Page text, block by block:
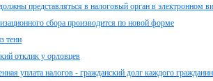
представляться в налоговый орган в электронном
сбора производится по новой форме
тени
отклик у орловцев
уплата налогов - гражданский долг каждого